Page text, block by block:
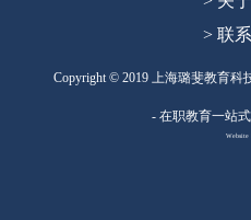
> 联
Copyright © 2019 上海璐斐教育科
- 在职教育一站
Website